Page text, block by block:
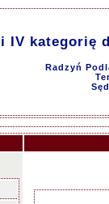
IV kategorię
Radzyń